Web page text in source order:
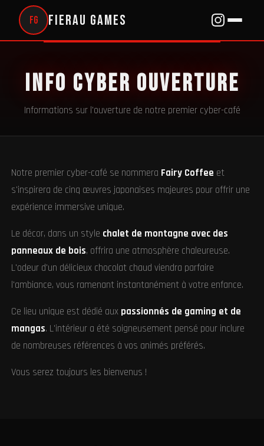
FG Fierau Games
Info Cyber Ouverture
Informations sur l'ouverture de notre premier cyber-café
Notre premier cyber-café se nommera Fairy Coffee et
s'inspirera de cinq œuvres japonaises majeures pour offrir une
expérience immersive unique.
Le décor, dans un style chalet de montagne avec des
panneaux de bois, offrira une atmosphère chaleureuse.
L'odeur d'un délicieux chocolat chaud viendra parfaire
l'ambiance, vous ramenant instantanément à votre enfance.
Ce lieu unique est dédié aux passionnés de gaming et de
mangas. L'intérieur a été soigneusement pensé pour inclure
de nombreuses références à vos animés préférés.
Vous serez toujours les bienvenus !